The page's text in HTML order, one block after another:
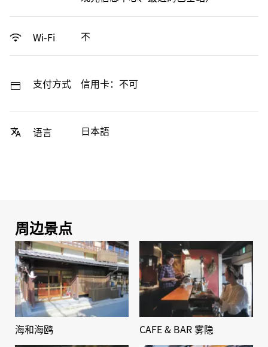
Wi-Fi 不
支付方式 信用卡：不可
语言 日本語
周边景点
海和海鸥 CAFE & BAR 雾隐